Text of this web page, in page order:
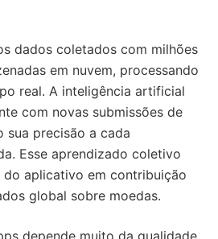
dados coletados com milhões
em nuvem, processando
real. A inteligência artificial
com novas submissões de
sua precisão a cada
Esse aprendizado coletivo
aplicativo em contribuição
global sobre moedas.
depende muito da qualidade